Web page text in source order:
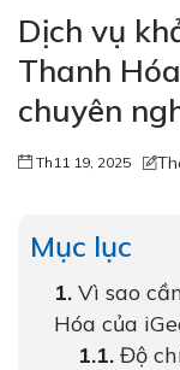
Dịch vụ
Thanh
chuyên
Th11 19, 2025
Mục lục
Vì sao
Hóa của
Độ